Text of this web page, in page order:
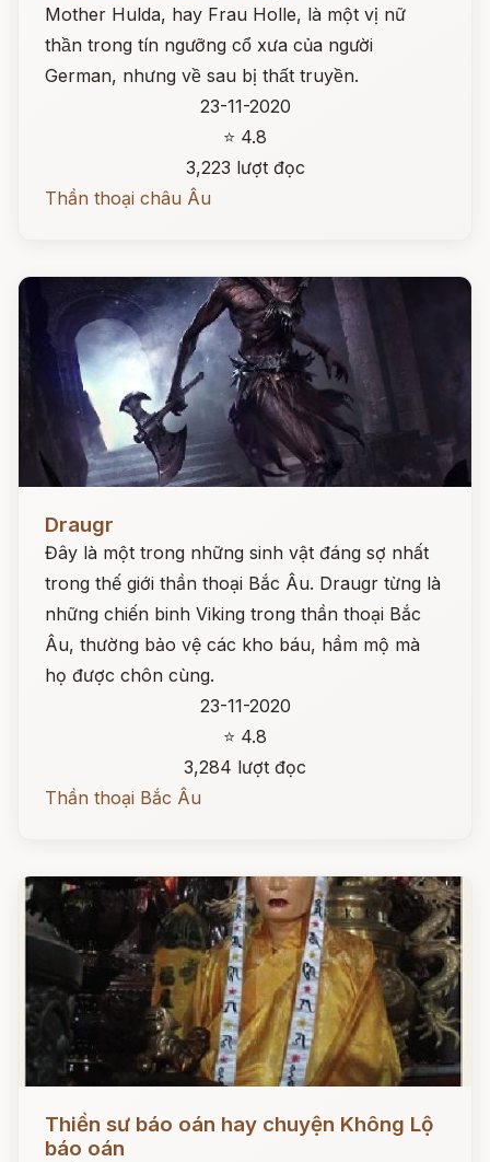
Mother Hulda, hay Frau Holle, là một vị nữ
thần trong tín ngưỡng cổ xưa của người
German, nhưng về sau bị thất truyền.
23-11-2020
⭐ 4.8
3,223 lượt đọc
Thần thoại châu Âu
Draugr
Đây là một trong những sinh vật đáng sợ nhất
trong thế giới thần thoại Bắc Âu. Draugr từng là
những chiến binh Viking trong thần thoại Bắc
Âu, thường bảo vệ các kho báu, hầm mộ mà
họ được chôn cùng.
23-11-2020
⭐ 4.8
3,284 lượt đọc
Thần thoại Bắc Âu
Đọc ngay
Thiền sư báo oán hay chuyện Không Lộ
báo oán